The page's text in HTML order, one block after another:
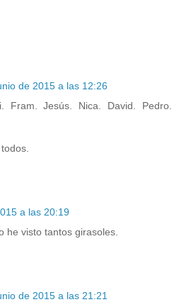
de 2015 a las 12:26
Fram. Jesús. Nica. David. Pedro.
a las 20:19
he visto tantos girasoles.
de 2015 a las 21:21